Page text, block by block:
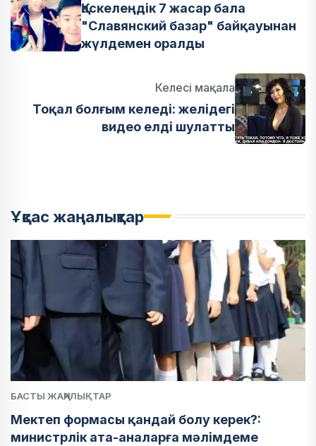
Қаскелеңдік 7 жасар бала
"Славянский базар" байқауынан
жүлдемен оралды
Келесі мақала
Тоқал болғым келеді: желідегі
видео елді шулатты
Ұқсас жаңалықтар
БАСТЫ ЖАҢАЛЫҚТАР
Мектеп формасы қандай болу керек?:
министрлік ата-аналарға мәлімдеме